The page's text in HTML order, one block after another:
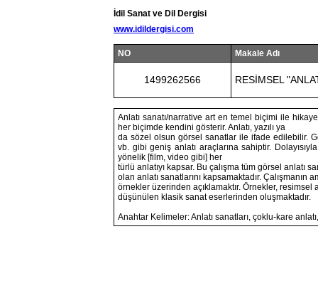
İdil Sanat ve Dil Dergisi
www.idildergisi.com
NO Makale Adı
1499262566 RESİMSEL
Anlatı sanatı/narrative art en temel biçimi ile
her biçimde kendini gösterir. Anlatı, yazılı ya
da sözel olsun görsel sanatlar ile ifade edilebilir.
vb. gibi geniş anlatı araçlarına sahiptir.
yönelik [film, video gibi] her
türlü anlatıyı kapsar. Bu çalışma tüm görsel anlatı
olan anlatı sanatlarını kapsamaktadır. Çalışmanın
örnekler üzerinden açıklamaktır. Örnekler, resimsel
düşünülen klasik sanat eserlerinden oluşmaktadır.
Anahtar Kelimeler: Anlatı sanatları, çoklu-kare